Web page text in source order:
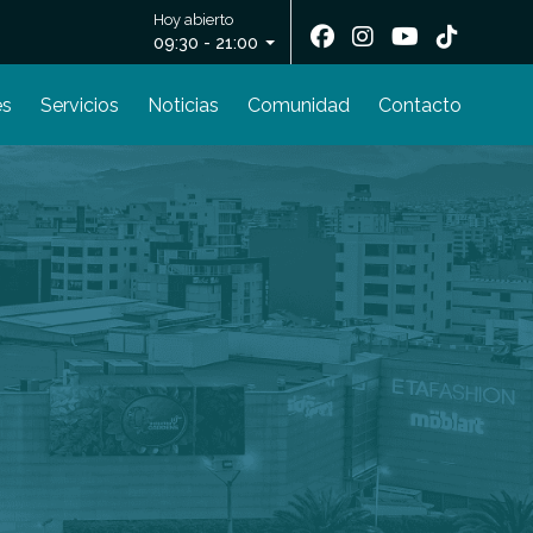
Hoy abierto
09:30 - 21:00
Servicios Noticias Comunidad Contacto